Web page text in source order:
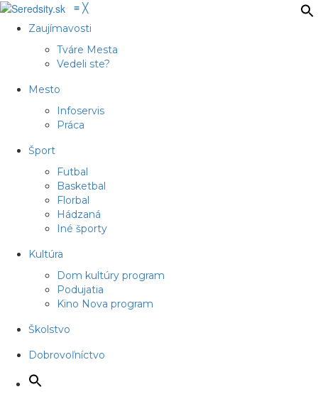
≡ ╳
Zaujímavosti
Tváre Mesta
Vedeli ste?
Mesto
Infoservis
Práca
Šport
Futbal
Basketbal
Florbal
Hádzaná
Iné športy
Kultúra
Dom kultúry program
Podujatia
Kino Nova program
Školstvo
Dobrovoľníctvo